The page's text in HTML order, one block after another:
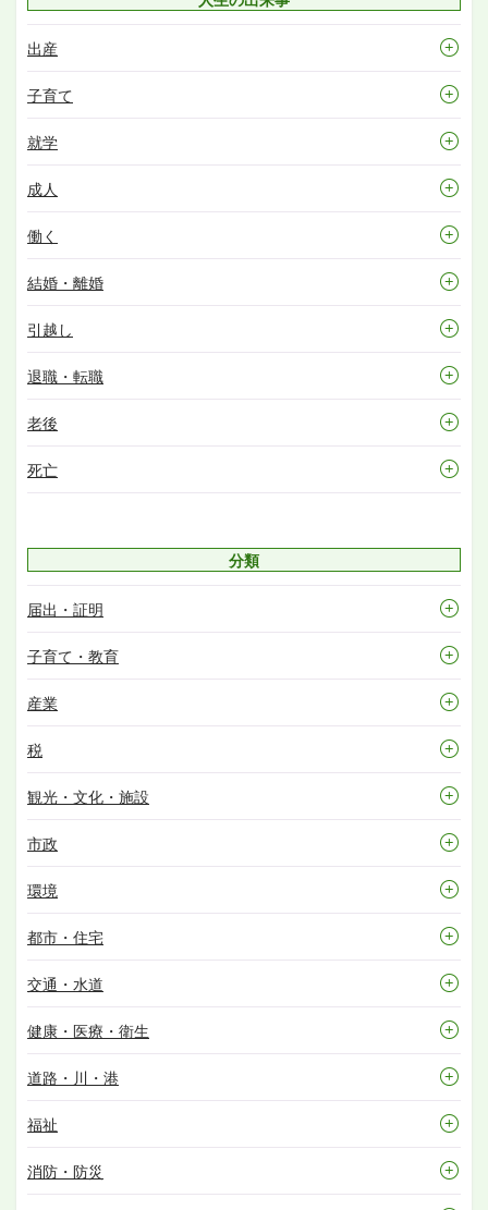
出産
子育て
就学
成人
働く
結婚・離婚
引越し
退職・転職
老後
死亡
分類
届出・証明
子育て・教育
産業
税
観光・文化・施設
市政
環境
都市・住宅
交通・水道
健康・医療・衛生
道路・川・港
福祉
消防・防災